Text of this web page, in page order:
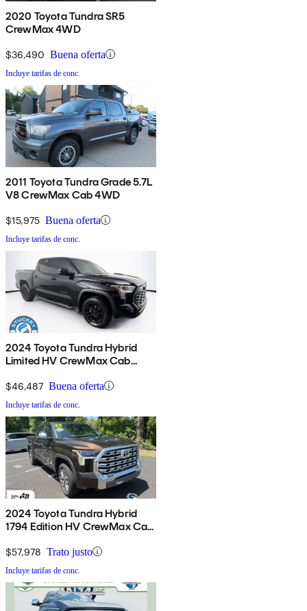
2020 Toyota Tundra SR5
CrewMax 4WD
$36,490 Buena oferta
Incluye tarifas de conc.
2011 Toyota Tundra Grade 5.7L
V8 CrewMax Cab 4WD
$15,975 Buena oferta
Incluye tarifas de conc.
2024 Toyota Tundra Hybrid
Limited HV CrewMax Cab
$46,487 Buena oferta
Incluye tarifas de conc.
2024 Toyota Tundra Hybrid
1794 Edition HV CrewMax Cab
$57,978 Trato justo
Incluye tarifas de conc.